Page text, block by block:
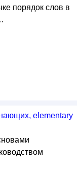
порядок слов в
elementary